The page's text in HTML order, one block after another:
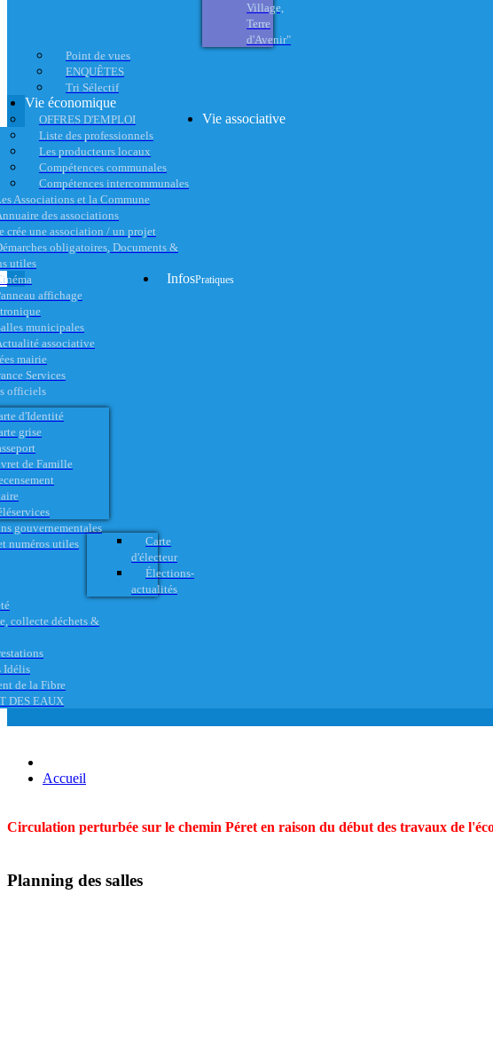
Village,
Terre
d'Avenir"
Point de vues
ENQUÊTES
Tri Sélectif
Vie économique
OFFRES D'EMPLOI
Liste des professionnels
Les producteurs locaux
Compétences communales
Compétences intercommunales
Vie associative
Associations et la Commune
des associations
crée une association / un projet
obligatoires, Documents &
utiles
affichage
municipales
associative
InfosPratiques
mairie
Services
officiels
d'Identité
grise
de Famille
gouvernementales
numéros utiles
Carte
d'électeur
Élections-
actualités
collecte déchets &
Idélis
de la Fibre
DES EAUX
Accueil
Circulation perturbée sur le chemin Péret en raison du début des travaux de
Planning des salles